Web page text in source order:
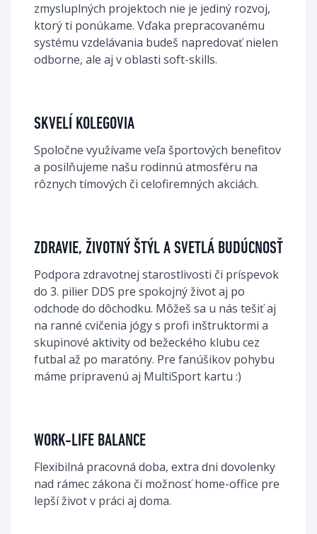
zmysluplných projektoch nie je jediný rozvoj,
ktorý ti ponúkame. Vďaka prepracovanému
systému vzdelávania budeš napredovať nielen
odborne, ale aj v oblasti soft-skills.
SKVELÍ KOLEGOVIA​
Spoločne využívame veľa športových benefitov
a posilňujeme našu rodinnú atmosféru na
rôznych tímových či celofiremných akciách.
ZDRAVIE, ŽIVOTNÝ ŠTÝL A SVETLÁ BUDÚCNOSŤ
Podpora zdravotnej starostlivosti či príspevok
do 3. pilier DDS pre spokojný život aj po
odchode do dôchodku. Môžeš sa u nás tešiť aj
na ranné cvičenia jógy s profi inštruktormi a
skupinové aktivity od bežeckého klubu cez
futbal až po maratóny. Pre fanúšikov pohybu
WORK-LIFE BALANCE
Flexibilná pracovná doba, extra dni dovolenky
nad rámec zákona či možnosť home-office pre
lepší život v práci aj doma.